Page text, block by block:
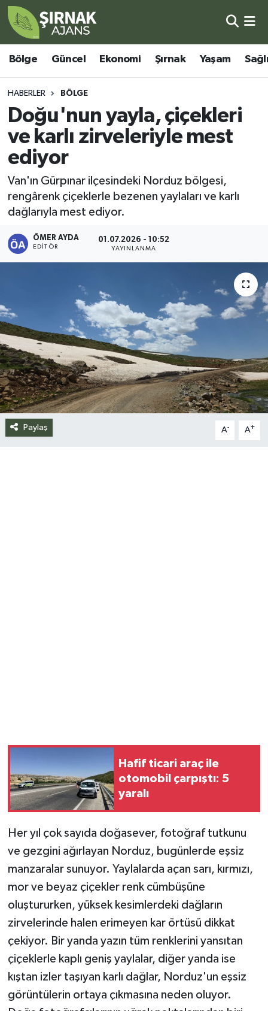
Bölge Güncel Ekonomi Şırnak Yaşam
HABERLER BÖLGE
Doğu'nun yayla, çiçekleri
ve karlı zirveleriyle mest
ediyor
Van'ın Gürpınar ilçesindeki Norduz bölgesi,
rengârenk çiçeklerle bezenen yaylaları ve karlı
dağlarıyla mest ediyor.
ÖMER AYDA
EDITÖR
01.07.2026 - 10:52
YAYINLANMA
Paylaş A- A+
Hafif ticari araç ile
otomobil çarpıştı: 5
yaralı
Her yıl çok sayıda doğasever, fotoğraf tutkunu
ve gezgini ağırlayan Norduz, bugünlerde eşsiz
manzaralar sunuyor. Yaylalarda açan sarı, kırmızı,
mor ve beyaz çiçekler renk cümbüşüne
oluştururken, yüksek kesimlerdeki dağların
zirvelerinde halen erimeyen kar örtüsü dikkat
çekiyor. Bir yanda yazın tüm renklerini yansıtan
çiçeklerle kaplı geniş yaylalar, diğer yanda ise
kıştan izler taşıyan karlı dağlar, Norduz'un eşsiz
görüntülerin ortaya çıkmasına neden oluyor.
Bölge
Güncel
Ekonomi
Şırnak
Yaşam
Sağlık
Teknoloji
Yazarlar
Şırnak Nöbetçi Eczaneler
Şırnak Hava Durumu
Şirnak Namaz Vakitleri
Şırnak Trafik Yoğunluk Haritası
Süper Lig Puan Durumu ve Fikstür
Tüm Manşetler